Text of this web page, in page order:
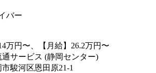
バー
万円〜、【月給】26.2万円〜
サービス (静岡センター)
駿河区恩田原21-1